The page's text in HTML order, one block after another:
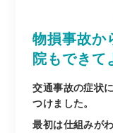
物損事故か
院もできて
交通事故の症状
つけました。
最初は仕組みが